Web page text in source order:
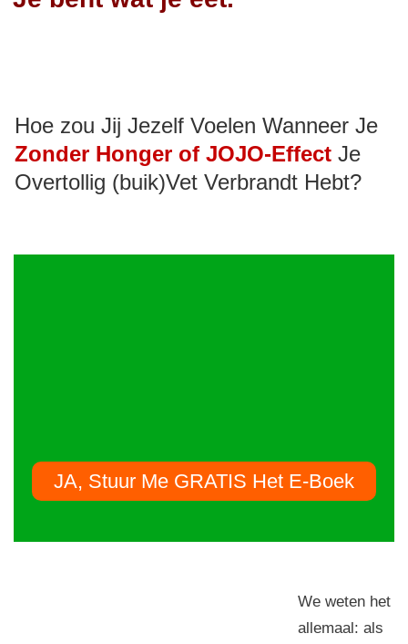
Hoe zou Jij Jezelf Voelen Wanneer Je
Zonder Honger of JOJO-Effect Je
Overtollig (buik)Vet Verbrandt Hebt?
JA, Stuur Me GRATIS Het E-Boek
We weten het
allemaal: als